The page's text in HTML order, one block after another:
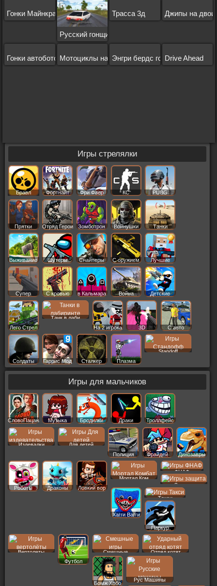
Гонки Майнкрафт
Русский гонщик
Трасса 3д Джипы на
Гонки автоботовМотоциклы на 2Энгри бердс гонкиDrive Ahead
Игры стрелялки
Бравл
Старс
Фортнайт Фри Фаер КС PUBG
Прятки Отряд Герои Зомботрон Войнушки Танки
Выживание Шутеры Снайперы С оружием Лучшие
Супер С кровью в Кальмара Война Детские
Лего Стрел
Танк в лаби
На 2 игрока
3D С авто
Солдаты Гаррис Мод Сталкер Плазма
Standoff
Игры для мальчиков
СловоПацана Музыка Бродилки Драки Троллфейс
Издевалки
Для детей
Полиция
Фрайдей Динозавры
Роботы Драконы Ловкий вор
Мортал Ком
ФНАФ
Защита
Хагги Вагги
Такси
Паркур
Вертолеты
Футбол
Смешные Отряд котят
Бомж Хобо
Рус Машины